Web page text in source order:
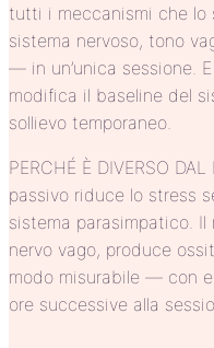
tutti i meccanismi che
sistema nervoso, tono
— in un’unica sessione.
modifica il baseline del
sollievo temporaneo.
PERCHÉ È DIVERSO
passivo riduce lo stress
sistema parasimpatico.
nervo vago, produce
modo misurabile — con
ore successive alla